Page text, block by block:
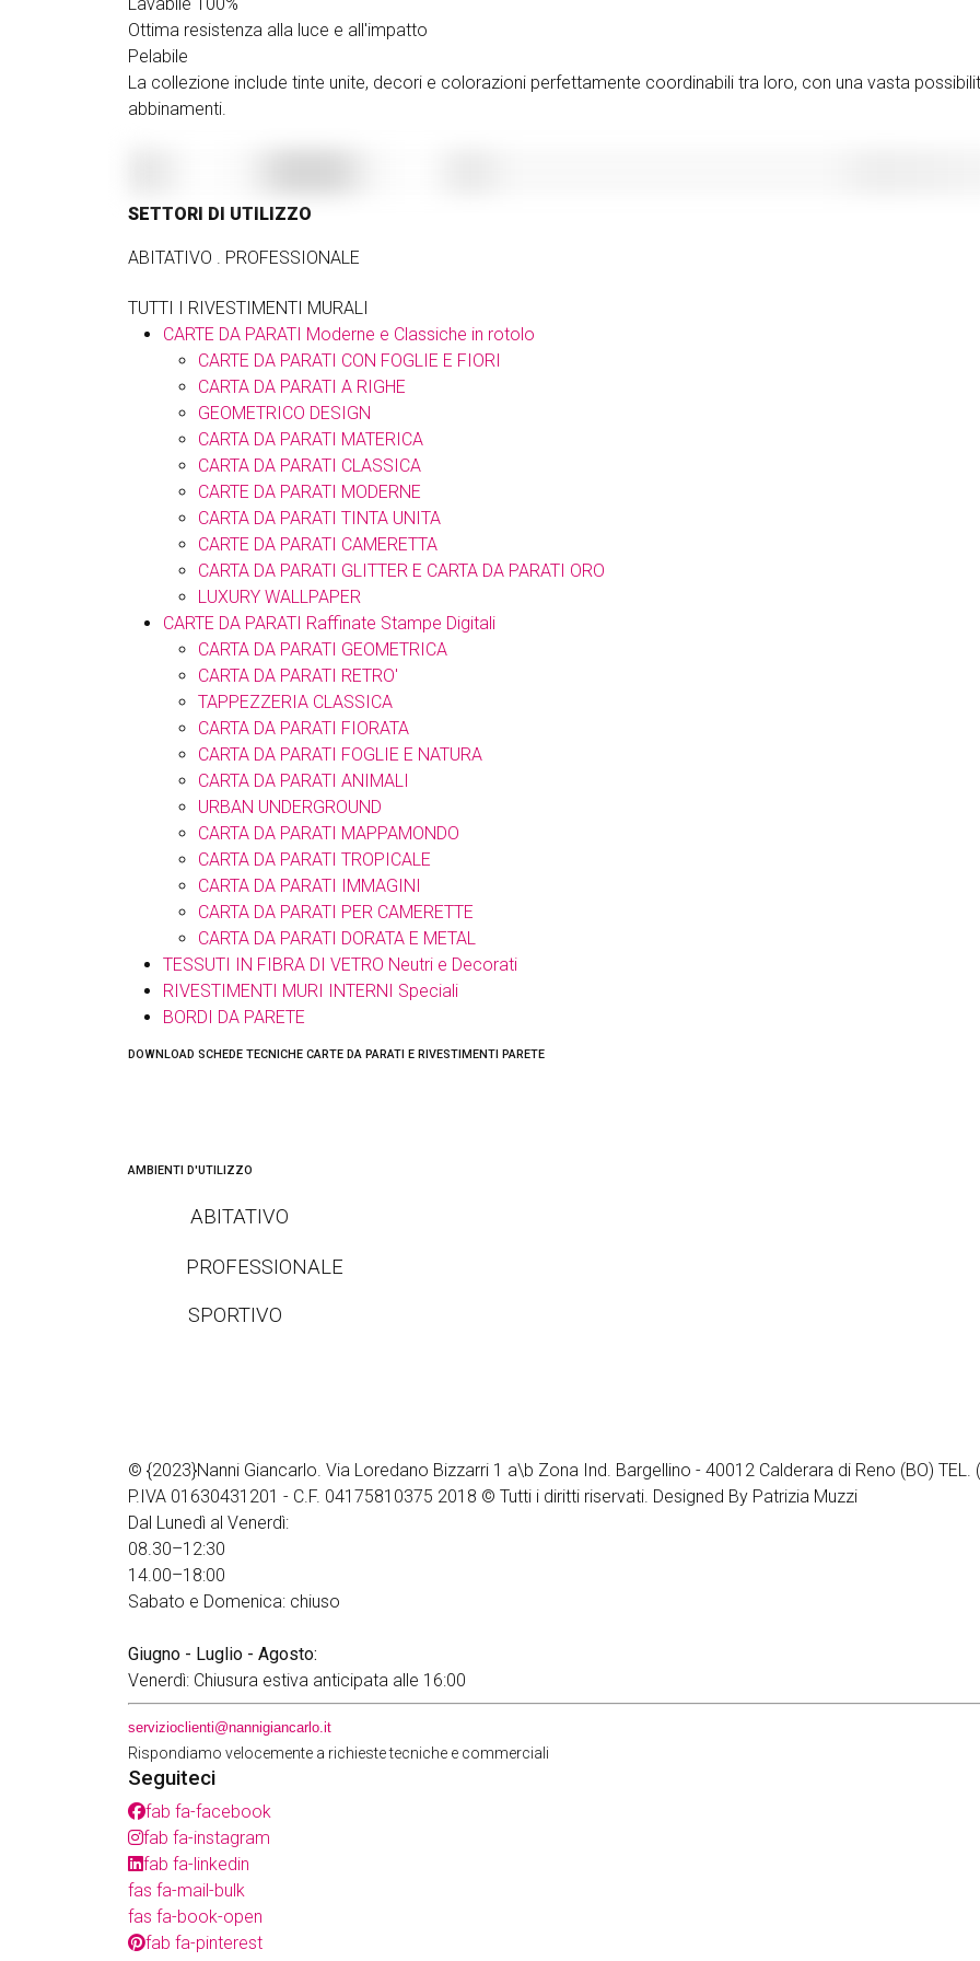
Lavabile 100%
Ottima resistenza alla luce e all'impatto
Pelabile
La collezione include tinte unite, decori e colorazioni perfettamente coordinabili tra loro, con una vasta
abbinamenti.
SETTORI DI UTILIZZO
ABITATIVO . PROFESSIONALE
TUTTI I RIVESTIMENTI MURALI
CARTE DA PARATI Moderne e Classiche in rotolo
CARTE DA PARATI CON FOGLIE E FIORI
CARTA DA PARATI A RIGHE
GEOMETRICO DESIGN
CARTA DA PARATI MATERICA
CARTA DA PARATI CLASSICA
CARTE DA PARATI MODERNE
CARTA DA PARATI TINTA UNITA
CARTE DA PARATI CAMERETTA
CARTA DA PARATI GLITTER E CARTA DA PARATI ORO
LUXURY WALLPAPER
CARTE DA PARATI Raffinate Stampe Digitali
CARTA DA PARATI GEOMETRICA
CARTA DA PARATI RETRO'
TAPPEZZERIA CLASSICA
CARTA DA PARATI FIORATA
CARTA DA PARATI FOGLIE E NATURA
CARTA DA PARATI ANIMALI
URBAN UNDERGROUND
CARTA DA PARATI MAPPAMONDO
CARTA DA PARATI TROPICALE
CARTA DA PARATI IMMAGINI
CARTA DA PARATI PER CAMERETTE
CARTA DA PARATI DORATA E METAL
TESSUTI IN FIBRA DI VETRO Neutri e Decorati
RIVESTIMENTI MURI INTERNI Speciali
BORDI DA PARETE
DOWNLOAD SCHEDE TECNICHE CARTE DA PARATI E RIVESTIMENTI PARETE
AMBIENTI D'UTILIZZO
ABITATIVO
PROFESSIONALE
SPORTIVO
© {2023}Nanni Giancarlo. Via Loredano Bizzarri 1 a\b Zona Ind. Bargellino - 40012 Calderara di Reno (BO)
P.IVA 01630431201 - C.F. 04175810375 2018 © Tutti i diritti riservati. Designed By Patrizia Muzzi
Dal Lunedì al Venerdì:
08.30–12:30
14.00–18:00
Sabato e Domenica: chiuso
Giugno - Luglio - Agosto:
Venerdì: Chiusura estiva anticipata alle 16:00
servizioclienti@nannigiancarlo.it
Rispondiamo velocemente a richieste tecniche e commerciali
Seguiteci
fab fa-facebook
fab fa-instagram
fab fa-linkedin
fas fa-mail-bulk
fas fa-book-open
fab fa-pinterest